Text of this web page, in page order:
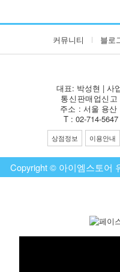
커뮤니티 블로
대표: 박성현 | 사
통신판매업신
주소 : 서울 용산
T : 02-714-
상점정보 이용안내
Copyright © 아이엠스토어